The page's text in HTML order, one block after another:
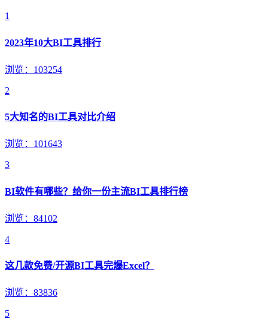
1
2023年10大BI工具排行
浏览：103254
2
5大知名的BI工具对比介绍
浏览：101643
3
BI软件有哪些？给你一份主流BI工具排行榜
浏览：84102
4
这几款免费/开源BI工具完爆Excel？
浏览：83836
5